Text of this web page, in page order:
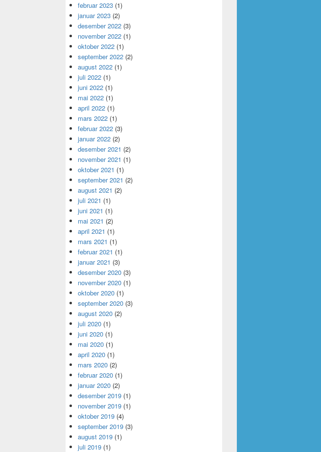
februar 2023 (1)
januar 2023 (2)
desember 2022 (3)
november 2022 (1)
oktober 2022 (1)
september 2022 (2)
august 2022 (1)
juli 2022 (1)
juni 2022 (1)
mai 2022 (1)
april 2022 (1)
mars 2022 (1)
februar 2022 (3)
januar 2022 (2)
desember 2021 (2)
november 2021 (1)
oktober 2021 (1)
september 2021 (2)
august 2021 (2)
juli 2021 (1)
juni 2021 (1)
mai 2021 (2)
april 2021 (1)
mars 2021 (1)
februar 2021 (1)
januar 2021 (3)
desember 2020 (3)
november 2020 (1)
oktober 2020 (1)
september 2020 (3)
august 2020 (2)
juli 2020 (1)
juni 2020 (1)
mai 2020 (1)
april 2020 (1)
mars 2020 (2)
februar 2020 (1)
januar 2020 (2)
desember 2019 (1)
november 2019 (1)
oktober 2019 (4)
september 2019 (3)
august 2019 (1)
juli 2019 (1)